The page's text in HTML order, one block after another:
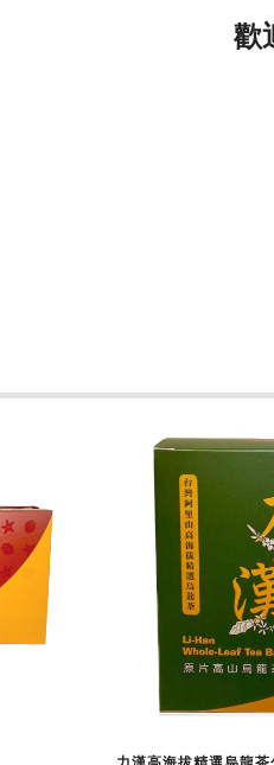
歡
查看
力漢高海拔精選烏龍